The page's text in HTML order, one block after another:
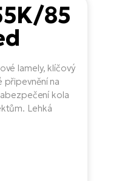
85
lamely, klíčový
připevnění na
kola
Lehká